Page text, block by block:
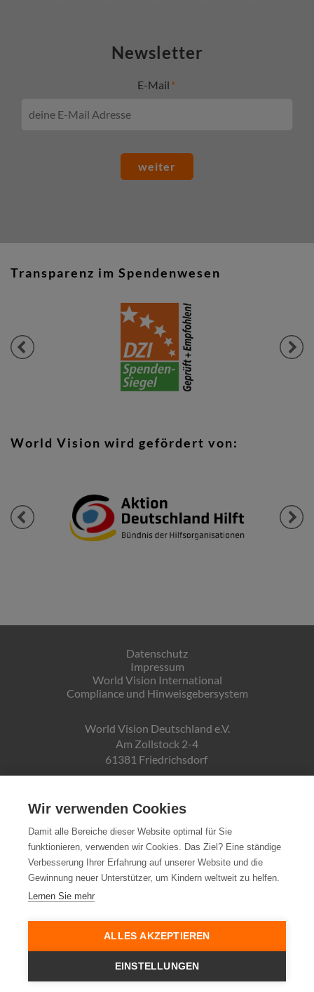
Newsletter
E-Mail
weiter
Transparenz im Spendenwesen
Previous Next
World Vision wird gefördert von:
Previous Next
Datenschutz
Impressum
World Vision International
Compliance und Hinweisgebersystem
World Vision Deutschland e.V.
Am Zollstock 2-4
61381 Friedrichsdorf
DE19ZZZ00000150171
Spendenkonto:
Pax-Bank für Kirche und Caritas eG
IBAN DE72370601934010500007
Wir verwenden Cookies
Damit alle Bereiche dieser Website optimal für Sie
funktionieren, verwenden wir Cookies. Das Ziel? Eine ständige
Verbesserung Ihrer Erfahrung auf unserer Website und die
Gewinnung neuer Unterstützer, um Kindern weltweit zu helfen.
Lernen Sie mehr
ALLES AKZEPTIEREN
EINSTELLUNGEN